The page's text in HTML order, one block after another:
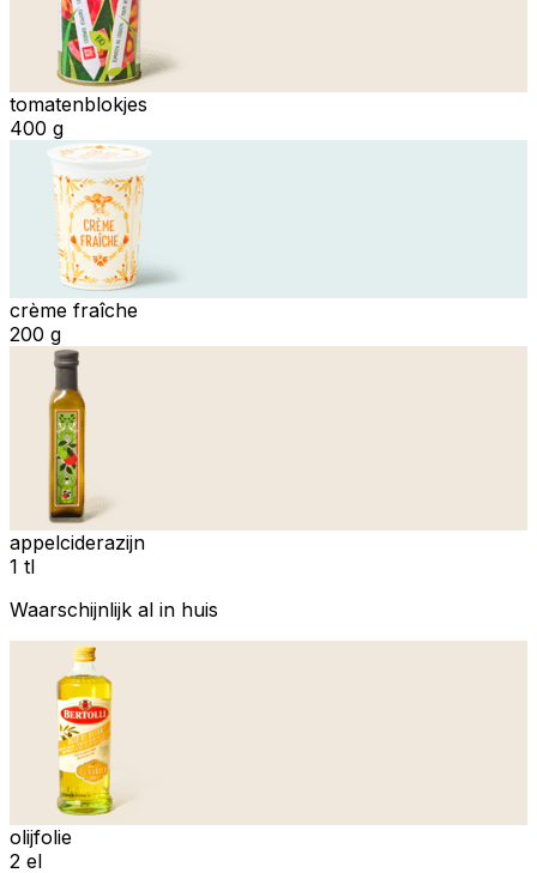
tomatenblokjes
400 g
crème fraîche
200 g
appelciderazijn
1 tl
Waarschijnlijk al in huis
olijfolie
2 el